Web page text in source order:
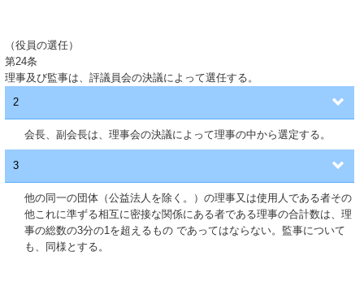
（役員の選任）
第24条
理事及び監事は、評議員会の決議によって選任する。
2
会長、副会長は、理事会の決議によって理事の中から選定する。
3
他の同一の団体（公益法人を除く。）の理事又は使用人である者その
他これに準ずる相互に密接な関係にある者である理事の合計数は、理
事の総数の3分の1を超えるもの であってはならない。監事について
も、同様とする。